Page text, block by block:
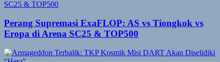
Perang Supremasi ExaFLOP: AS vs Tiongkok vs
Eropa di Arena SC25 & TOP500